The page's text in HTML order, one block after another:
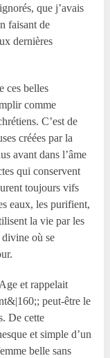
que j’avais
faisant de
dernières
ces belles
comme
C’est de
créées par la
avant dans l’âme
qui conservent
toujours vifs
eaux, les purifient,
la vie par les
divine où se
et rappelait
peut-être le
De cette
et simple d’un
belle sans